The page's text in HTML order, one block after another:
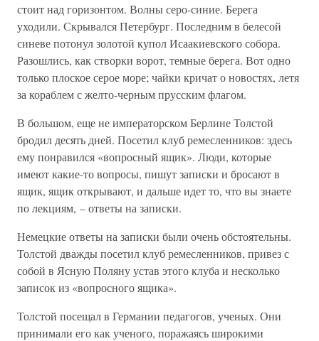
стоит над горизонтом. Волны серо-синие. Берега
уходили. Скрывался Петербург. Последним в белесой
синеве потонул золотой купол Исаакиевского собора.
Разошлись, как створки ворот, темные берега. Вот одно
только плоское серое море; чайки кричат о новостях, летя
за кораблем с желто-черным прусским флагом.
В большом, еще не императорском Берлине Толстой
бродил десять дней. Посетил клуб ремесленников: здесь
ему понравился «вопросный ящик». Люди, которые
имеют какие-то вопросы, пишут записки и бросают в
ящик, ящик открывают, и дальше идет то, что вы знаете
по лекциям, – ответы на записки.
Немецкие ответы на записки были очень обстоятельны.
Толстой дважды посетил клуб ремесленников, привез с
собой в Ясную Поляну устав этого клуба и несколько
записок из «вопросного ящика».
Толстой посещал в Германии педагогов, ученых. Они
принимали его как ученого, поражаясь широкими